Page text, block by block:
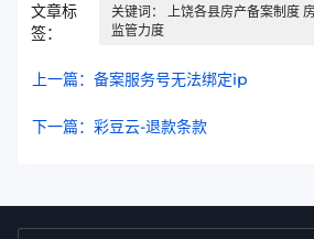
文章标
签：
关键词： 上饶各县房产备案制度
监管力度
上一篇：备案服务号无法绑定ip
下一篇：彩豆云-退款条款